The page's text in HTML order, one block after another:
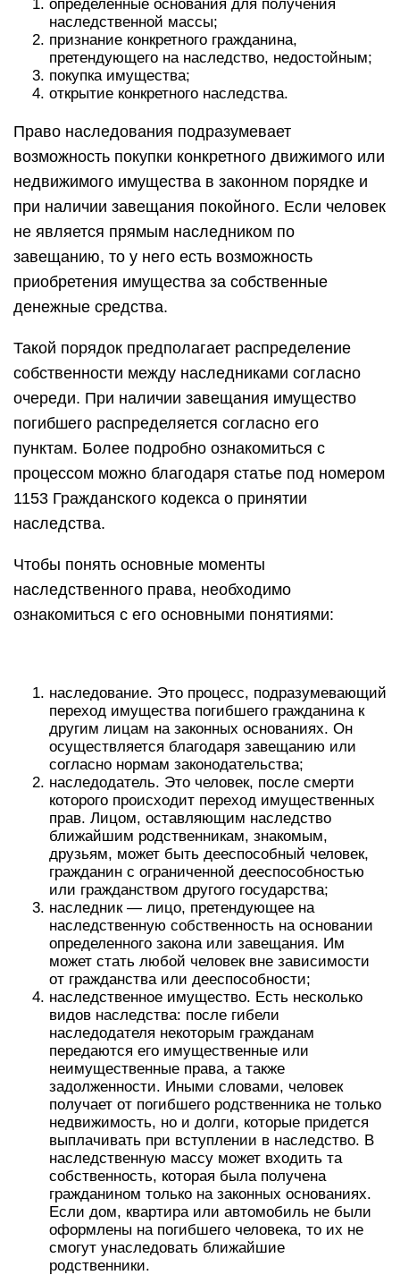
определенные основания для получения
наследственной массы;
признание конкретного гражданина,
претендующего на наследство, недостойным;
покупка имущества;
открытие конкретного наследства.
Право наследования подразумевает
возможность покупки конкретного движимого или
недвижимого имущества в законном порядке и
при наличии завещания покойного. Если человек
не является прямым наследником по
завещанию, то у него есть возможность
приобретения имущества за собственные
денежные средства.
Такой порядок предполагает распределение
собственности между наследниками согласно
очереди. При наличии завещания имущество
погибшего распределяется согласно его
пунктам. Более подробно ознакомиться с
процессом можно благодаря статье под номером
1153 Гражданского кодекса о принятии
наследства.
Чтобы понять основные моменты
наследственного права, необходимо
ознакомиться с его основными понятиями:
наследование. Это процесс, подразумевающий
переход имущества погибшего гражданина к
другим лицам на законных основаниях. Он
осуществляется благодаря завещанию или
согласно нормам законодательства;
наследодатель. Это человек, после смерти
которого происходит переход имущественных
прав. Лицом, оставляющим наследство
ближайшим родственникам, знакомым,
друзьям, может быть дееспособный человек,
гражданин с ограниченной дееспособностью
или гражданством другого государства;
наследник — лицо, претендующее на
наследственную собственность на основании
определенного закона или завещания. Им
может стать любой человек вне зависимости
от гражданства или дееспособности;
наследственное имущество. Есть несколько
видов наследства: после гибели
наследодателя некоторым гражданам
передаются его имущественные или
неимущественные права, а также
задолженности. Иными словами, человек
получает от погибшего родственника не только
недвижимость, но и долги, которые придется
выплачивать при вступлении в наследство. В
наследственную массу может входить та
собственность, которая была получена
гражданином только на законных основаниях.
Если дом, квартира или автомобиль не были
оформлены на погибшего человека, то их не
смогут унаследовать ближайшие
родственники.